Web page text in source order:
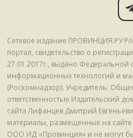
Сетевое издание ПРОВИНЦИЯ.РУ
портал, свидетельство о
27.01.2017г., выдано Федеральной
информационных технологий и
(Роскомнадзор). Учредитель:
ответственностью Издательский
сайта Лифанцев Дмитрий
материалы, размещенные на
ООО ИД «Провинция» и не могут